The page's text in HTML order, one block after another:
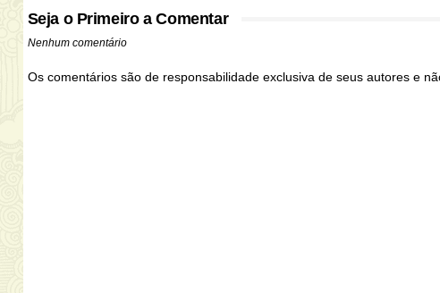
Seja o Primeiro a Comentar
Nenhum comentário
Os comentários são de responsabilidade exclusiva de seus autores e